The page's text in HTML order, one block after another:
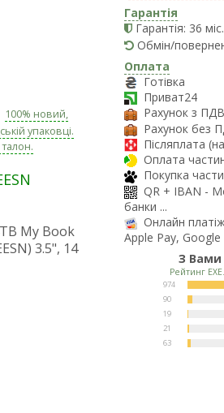
100% новий,
упаковці.
My Book
3.5", 14
Гарантія
Гарантія: 36 міс.
Обмін/
Оплата
Готівка
Приват24
Рахунок з
Рахунок без
Післяплата
Оплата
Покупка
QR + IBAN -
банки ...
Онлайн
Apple Pay, Google
З Вами